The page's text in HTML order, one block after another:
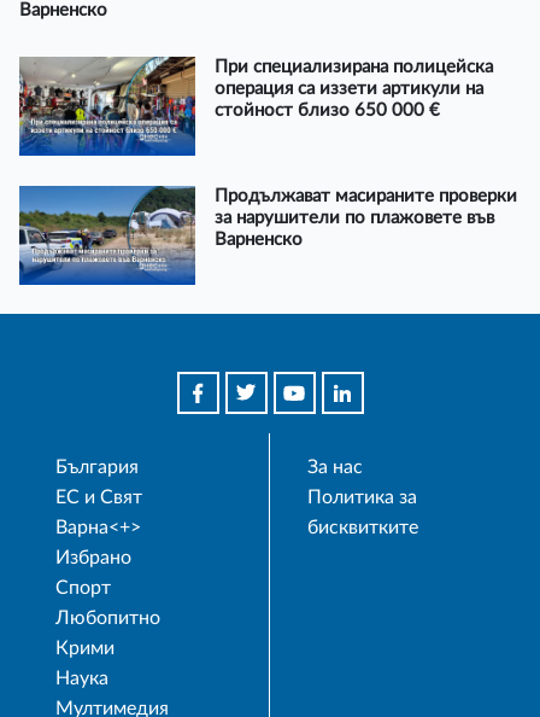
Варненско
При специализирана полицейска
операция са иззети артикули на
стойност близо 650 000 €
Продължават масираните проверки
за нарушители по плажовете във
Варненско
България
ЕС и Свят
Варна<+>
Избрано
Спорт
Любопитно
Крими
Наука
Мултимедия
За нас
Политика за
бисквитките